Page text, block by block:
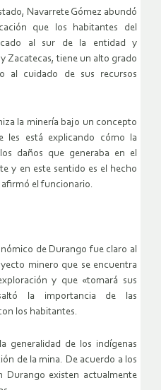
Navarrete Gómez abundó
que los habitantes del
al sur de la entidad y
Zacatecas, tiene un alto grado
al cuidado de sus recursos
la minería bajo un concepto
les está explicando cómo la
daños que generaba en el
y en este sentido es el hecho
el funcionario.
de Durango fue claro al
minero que se encuentra
y que «tomará sus
la importancia de las
los habitantes.
generalidad de los indígenas
de la mina. De acuerdo a los
Durango existen actualmente